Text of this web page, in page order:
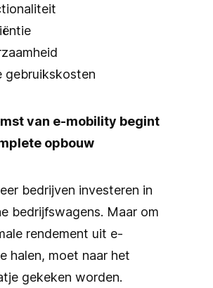
gebruikskosten
van e-mobility begint
opbouw
bedrijven investeren in
bedrijfswagens. Maar om
rendement uit e-
halen, moet naar het
gekeken worden.